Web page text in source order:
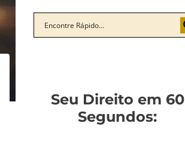
Seu Direito em 60
Segundos: